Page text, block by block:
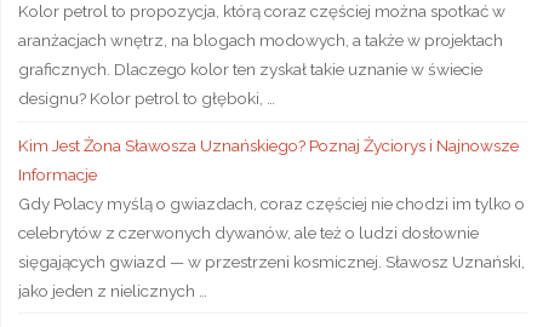
Kolor petrol to propozycja, którą coraz częściej można spotkać w
aranżacjach wnętrz, na blogach modowych, a także w projektach
graficznych. Dlaczego kolor ten zyskał takie uznanie w świecie
designu? Kolor petrol to głęboki, …
Kim Jest Żona Sławosza Uznańskiego? Poznaj Życiorys i Najnowsze
Informacje
Gdy Polacy myślą o gwiazdach, coraz częściej nie chodzi im tylko o
celebrytów z czerwonych dywanów, ale też o ludzi dosłownie
sięgających gwiazd — w przestrzeni kosmicznej. Sławosz Uznański,
jako jeden z nielicznych …